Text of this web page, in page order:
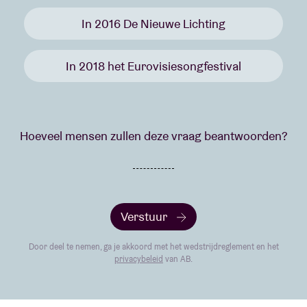
In 2016 De Nieuwe Lichting
In 2018 het Eurovisiesongfestival
Hoeveel mensen zullen deze vraag beantwoorden?
Verstuur
Door deel te nemen, ga je akkoord met het wedstrijdreglement en het
privacybeleid van AB.